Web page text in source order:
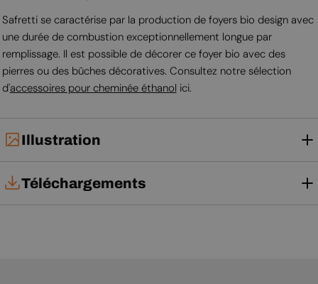
Safretti se caractérise par la production de foyers bio design avec
une durée de combustion exceptionnellement longue par
remplissage. Il est possible de décorer ce foyer bio avec des
pierres ou des bûches décoratives. Consultez notre sélection
d'accessoires pour cheminée éthanol ici.
Illustration
Téléchargements